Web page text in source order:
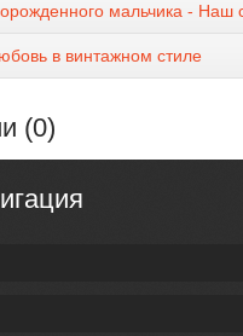
мальчика - Наш
в винтажном стиле
(0)